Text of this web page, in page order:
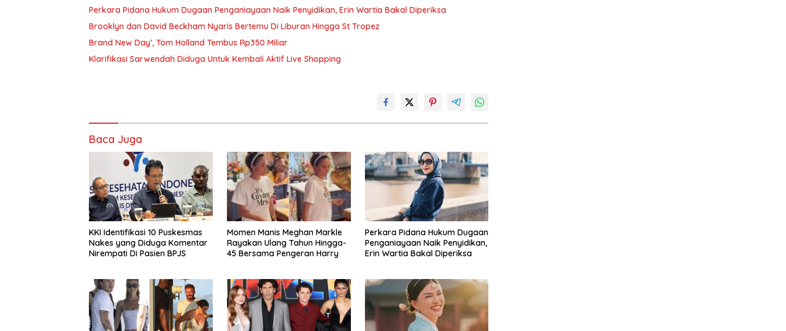
Perkara Pidana Hukum Dugaan Penganiayaan Naik Penyidikan, Erin Wartia Bakal Diperiksa
Brooklyn dan David Beckham Nyaris Bertemu Di Liburan Hingga St Tropez
Brand New Day’, Tom Holland Tembus Rp350 Miliar
Klarifikasi Sarwendah Diduga Untuk Kembali Aktif Live Shopping
Baca Juga
KKI Identifikasi 10 Puskesmas
Nakes yang Diduga Komentar
Nirempati Di Pasien BPJS
Momen Manis Meghan Markle
Rayakan Ulang Tahun Hingga-
45 Bersama Pengeran Harry
Perkara Pidana Hukum Dugaan
Penganiayaan Naik Penyidikan,
Erin Wartia Bakal Diperiksa